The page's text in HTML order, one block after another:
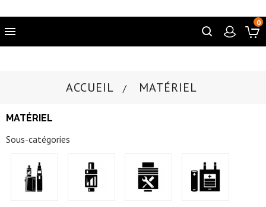

0
ACCUEIL MATÉRIEL
MATÉRIEL
Sous-catégories